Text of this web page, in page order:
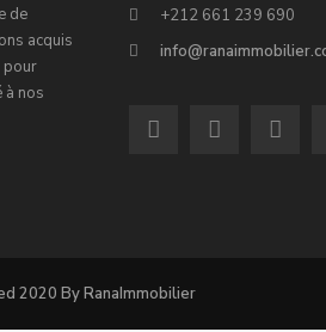
de
acquis
pour
à nos
+212 661 239 690
2020 By RanaImmobilier